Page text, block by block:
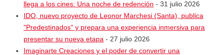
llega a los cines: Una noche de redención - 31 julio 2026
IDO, nuevo proyecto de Leonor Marchesi (Santa), publica
"Predestinados" y prepara una experiencia inmersiva para
presentar su nueva etapa - 27 julio 2026
Imaginarte Creaciones y el poder de convertir una